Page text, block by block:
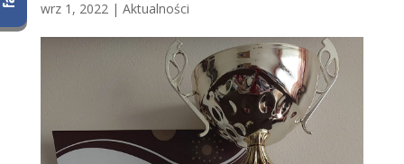
wrz 1, 2022| Aktualności